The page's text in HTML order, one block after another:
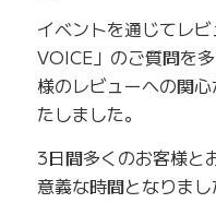
イベントを通じてレ
VOICE」のご質問を
様のレビューへの関
たしました。
3日間多くのお客様と
意義な時間となりまし